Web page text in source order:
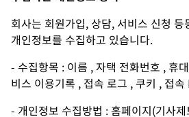
회사는 회원가입, 상담, 서비스 신청
개인정보를 수집하고 있습니다.
- 수집항목 : 이름 , 자택 전화번호 , 휴
비스 이용기록 , 접속 로그 , 쿠키 , 접속
- 개인정보 수집방법 : 홈페이지(기사제